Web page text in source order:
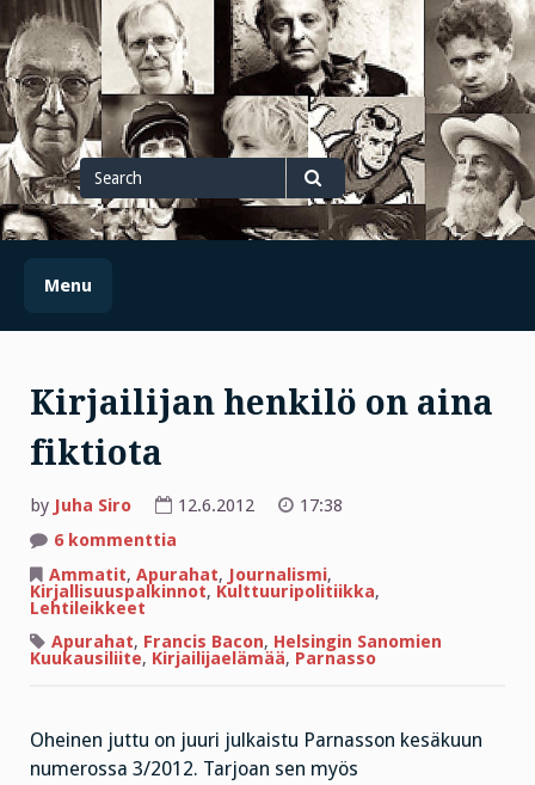
Skip
to
content
Search
for
Search
Menu
Kirjailijan henkilö on aina
fiktiota
by Juha Siro 12.6.2012
17:38
6 kommenttia
henkilö
on
aina
Ammatit, Apurahat, Journalismi,
Kirjallisuuspalkinnot, Kulttuuripolitiikka,
Lehtileikkeet
Apurahat, Francis Bacon, Helsingin Sanomien
Kuukausiliite, Kirjailijaelämää, Parnasso
Oheinen juttu on juuri julkaistu Parnasson kesäkuun
numerossa 3/2012. Tarjoan sen myös